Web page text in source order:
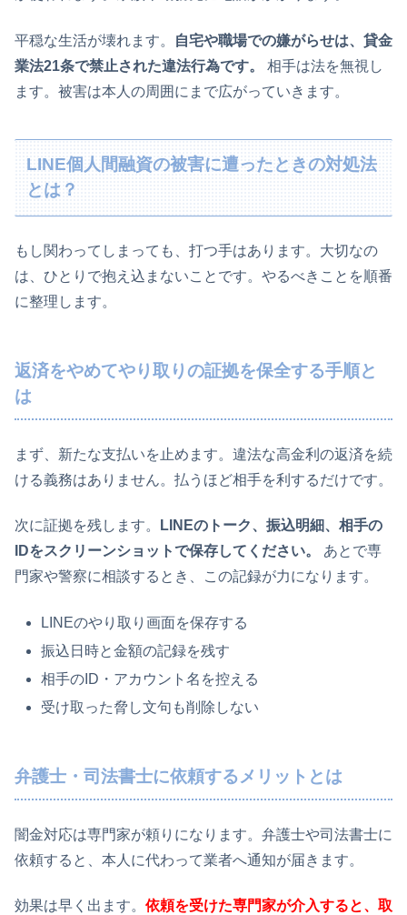
平穏な生活が壊れます。
自宅や職場での嫌がらせは、貸金
業法21条で禁止された違法行為です。
相手は法を無視し
ます。被害は本人の周囲にまで広がっていきます。
LINE個人間融資の被害に遭ったときの対処法
とは？
もし関わってしまっても、打つ手はあります。大切なの
は、ひとりで抱え込まないことです。やるべきことを順番
に整理します。
返済をやめてやり取りの証拠を保全する手順と
は
まず、新たな支払いを止めます。違法な高金利の返済を続
ける義務はありません。払うほど相手を利するだけです。
次に証拠を残します。
LINEのトーク、振込明細、相手の
IDをスクリーンショットで保存してください。
あとで専
門家や警察に相談するとき、この記録が力になります。
LINEのやり取り画面を保存する
振込日時と金額の記録を残す
相手のID・アカウント名を控える
受け取った脅し文句も削除しない
弁護士・司法書士に依頼するメリットとは
闇金対応は専門家が頼りになります。弁護士や司法書士に
依頼すると、本人に代わって業者へ通知が届きます。
効果は早く出ます。 依頼を受けた専門家が介入すると、取